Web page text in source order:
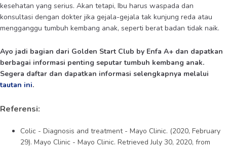
kesehatan yang serius. Akan tetapi, Ibu harus waspada dan
konsultasi dengan dokter jika gejala-gejala tak kunjung reda atau
mengganggu tumbuh kembang anak, seperti berat badan tidak naik.
Ayo jadi bagian dari Golden Start Club by Enfa A+ dan dapatkan
berbagai informasi penting seputar tumbuh kembang anak.
Segera daftar dan dapatkan informasi selengkapnya melalui
tautan ini.
Referensi:
Colic - Diagnosis and treatment - Mayo Clinic. (2020, February
29). Mayo Clinic - Mayo Clinic. Retrieved July 30, 2020, from